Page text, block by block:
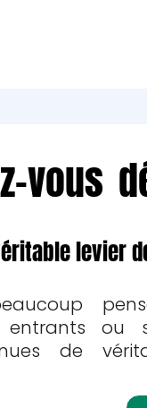
vous
levier
ou
de